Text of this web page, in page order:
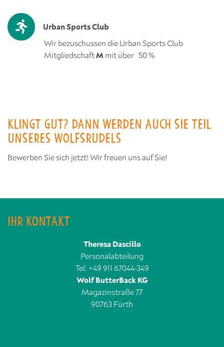
Urban Sports Club
Wir bezuschussen die Urban Sports Club
MitgliedschaftM mit über 50 %
KLINGT GUT? DANN WERDEN AUCH SIE TEIL
UNSERES WOLFSRUDELS
Bewerben Sie sich jetzt! Wir freuen uns auf Sie!
IHR KONTAKT
Theresa Dascillo
Personalabteilung
Tel: +49 911 67044-349
Wolf ButterBack KG
Magazinstraße 77
90763 Fürth